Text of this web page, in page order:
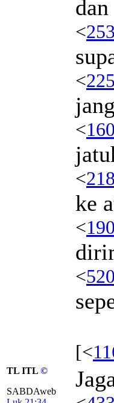
dan
<
<
<160
<
ke
<
<
[<
TL ITL ©
SABDAweb